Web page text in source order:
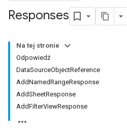
Responses
Na tej stronie
Odpowiedź
DataSourceObjectReference
AddNamedRangeResponse
AddSheetResponse
AddFilterViewResponse